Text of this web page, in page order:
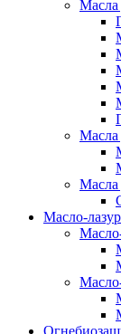
Масла
Масла
Масла
Масло-